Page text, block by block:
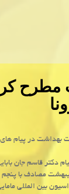
در پیام های
دکتر قاسم جان
مصادف با پنجم